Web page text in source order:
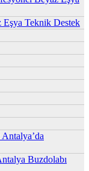
Teknik Destek
Buzdolabı